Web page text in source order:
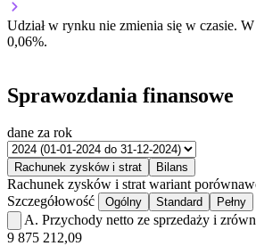
Udział w rynku nie zmienia się w czasie. W
0,06%.
Sprawozdania finansowe
dane za rok
Rachunek zysków i strat Bilans
Rachunek zysków i strat wariant
Szczegółowość
Ogólny Standard Pełny
A. Przychody netto ze sprzedaży i
9 875 212,09